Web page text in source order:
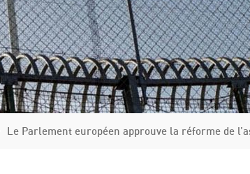
Italie
Grèce
Manuel de la procédure d'asile et de renvoi
Le Parlement européen approuve la réforme de